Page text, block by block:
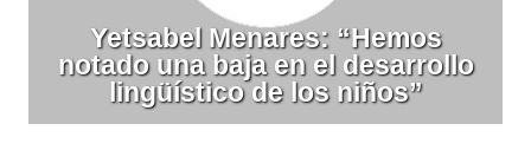
Yetsabel Menares: “Hemos
notado una baja en el desarrollo
lingüístico de los niños”